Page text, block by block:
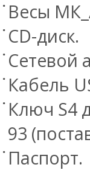
Весы
СD-диск.
Сетевой
Кабель
Ключ S4
93
Паспорт.